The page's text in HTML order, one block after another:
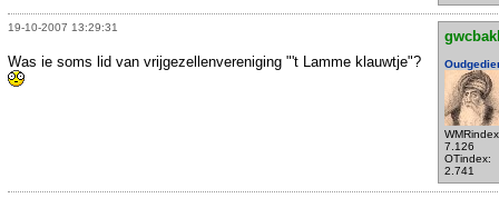
19-10-2007 13:29:31
7.126
OTindex:
2.741
Was ie soms lid van vrijgezellenvereniging "'t Lamme klauwtje"?